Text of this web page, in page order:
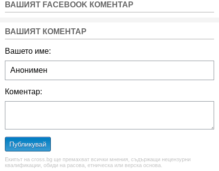
ВАШИЯТ FACEBOOK КОМЕНТАР
ВАШИЯТ КОМЕНТАР
Вашето име:
Коментар:
Публикувай
Екипът на cross.bg ще премахват всички мнения, съдържащи нецензурни
квалификации, обиди на расова, етническа или верска основа.